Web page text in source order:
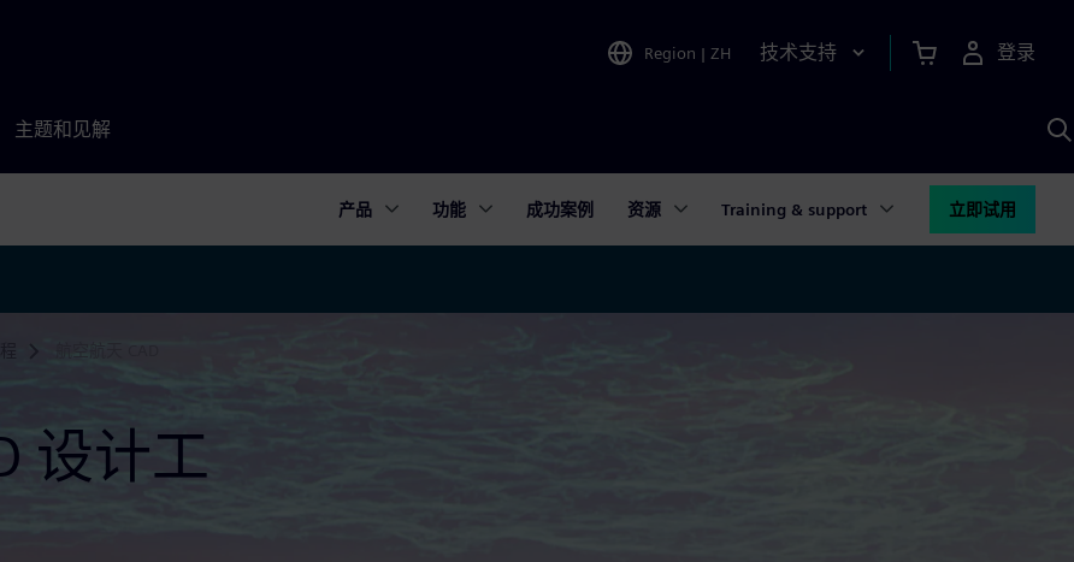
Region | ZH 技术支持 登录
主题和见解
产品 功能 成功案例 资源 Training & support 立即试用
航空航天 CAD
设计工